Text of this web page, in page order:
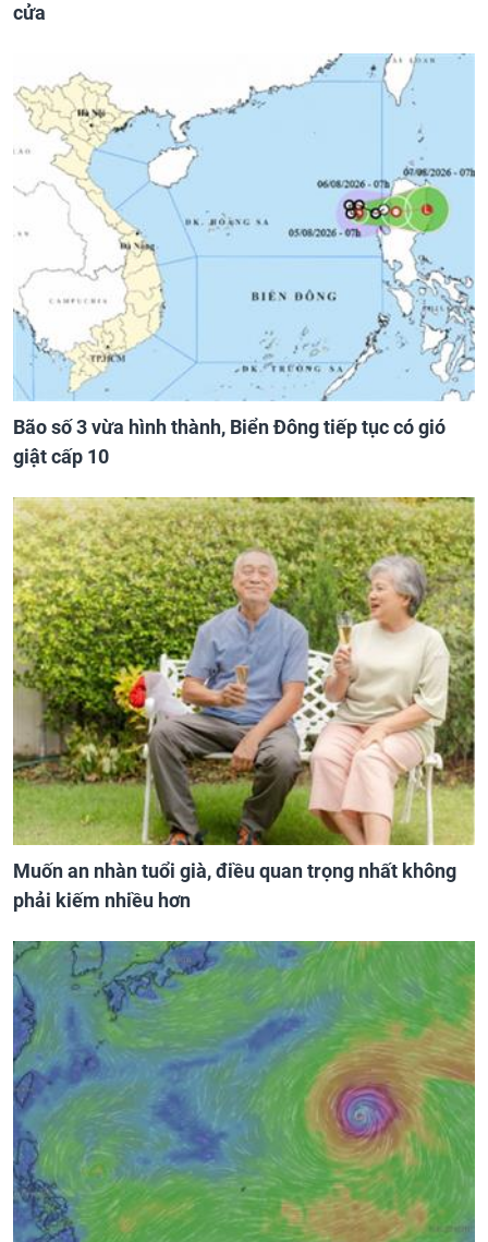
cửa
Bão số 3 vừa hình thành, Biển Đông tiếp tục có gió
giật cấp 10
Muốn an nhàn tuổi già, điều quan trọng nhất không
phải kiếm nhiều hơn